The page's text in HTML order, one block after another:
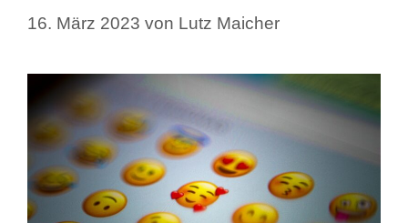
16. März 2023 von Lutz Maicher